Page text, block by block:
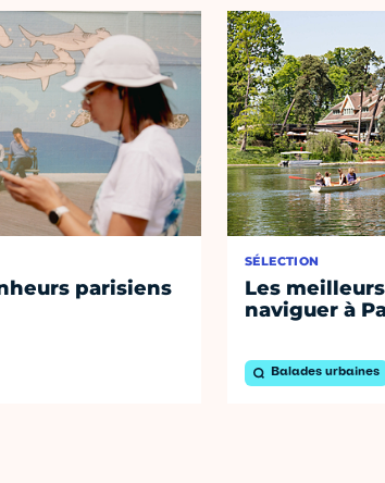
parisiens
SÉLECTION
Les
naviguer à
Balades urbaines